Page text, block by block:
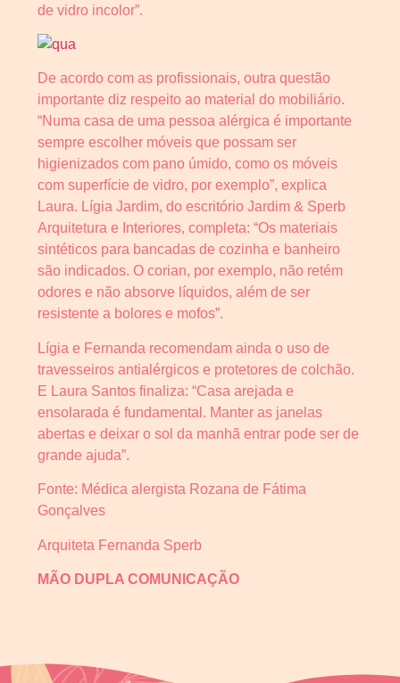
de vidro incolor”.
De acordo com as profissionais, outra questão
importante diz respeito ao material do mobiliário.
“Numa casa de uma pessoa alérgica é importante
sempre escolher móveis que possam ser
higienizados com pano úmido, como os móveis
com superfície de vidro, por exemplo”, explica
Laura. Lígia Jardim, do escritório Jardim & Sperb
Arquitetura e Interiores, completa: “Os materiais
sintéticos para bancadas de cozinha e banheiro
são indicados. O corian, por exemplo, não retém
odores e não absorve líquidos, além de ser
resistente a bolores e mofos”.
Lígia e Fernanda recomendam ainda o uso de
travesseiros antialérgicos e protetores de colchão.
E Laura Santos finaliza: “Casa arejada e
ensolarada é fundamental. Manter as janelas
abertas e deixar o sol da manhã entrar pode ser de
grande ajuda”.
Fonte: Médica alergista Rozana de Fátima
Gonçalves
Arquiteta Fernanda Sperb
MÃO DUPLA COMUNICAÇÃO